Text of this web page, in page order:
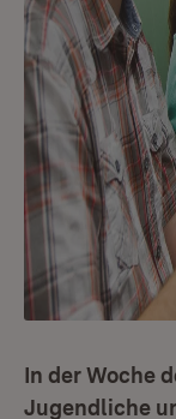
In der Woche
Jugendliche